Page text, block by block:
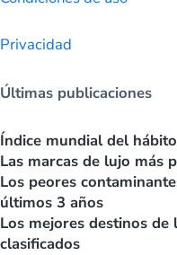
Privacidad
Últimas publicaciones
Índice mundial del
Las marcas de lujo más
Los peores
últimos 3 años
Los mejores destinos
clasificados